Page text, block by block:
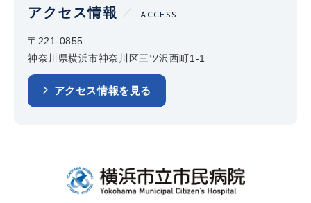
アクセス情報 ACCESS
〒221-0855
神奈川県横浜市神奈川区三ツ沢西町1-1
アクセス情報を見る